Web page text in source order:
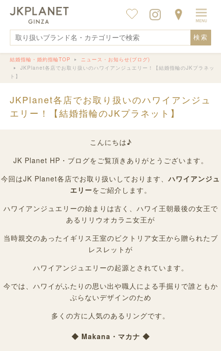
検索
結婚指輪・婚約指輪TOP
ニュース・お知らせ(ブログ)
JKPlanet各店でお取り扱いのハワイアンジュエリー！【結婚指輪のJKプラネッ
ト】
JKPlanet各店でお取り扱いのハワイアンジュ
エリー！【結婚指輪のJKプラネット】
こんにちは♪
JK Planet HP・ブログをご覧頂きありがとうございます。
今回はJK Planet各店でお取り扱いしております、 ハワイアンジュ
エリーをご紹介します。
ハワイアンジュエリーの始まりは古く、ハワイ王朝最後の女王で
あるリリウオカラニ女王が
当時親交のあったイギリス王室のビクトリア女王から贈られたブ
レスレットが
ハワイアンジュエリーの起源とされています。
今では、ハワイがふたりの思い出や職人による手掘りで誰ともか
ぶらないデザインのため
多くの方に人気のあるリングです。
◆ Makana・マカナ ◆